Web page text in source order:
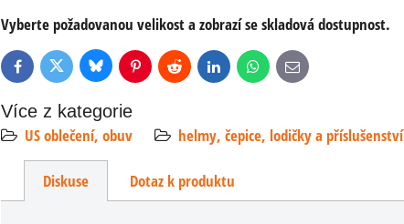
Vyberte požadovanou velikost a zobrazí se skladová dostupnost.
FacebookTwitter BlueskyPinterestReddit LinkedInWhatsApp
E-
mail
Více z kategorie
US oblečení, obuv
helmy, čepice, lodičky a příslušenství
Diskuse Dotaz k produktu